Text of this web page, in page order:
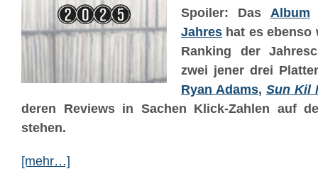
Spoiler: Das Album
Jahres hat es ebenso
Ranking der
zwei jener drei
Ryan Adams, Sun Kil
deren Reviews in Sachen Klick-Zahlen auf
stehen.
[mehr…]